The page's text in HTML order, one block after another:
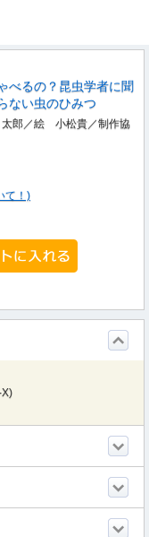
べるの？昆虫学者に聞
ない虫のひみつ
郎／絵 小松貴／制作協
て！)
X)